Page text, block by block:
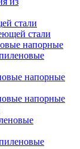
стали
стали
напорные
напорные
напорные